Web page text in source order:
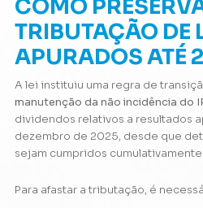
COMO
TRIBUTAÇÃO DE
APURADOS ATÉ
A lei instituiu uma regra de
manutenção da não incidência do
dividendos relativos a resultados
dezembro de 2025, desde que
sejam cumpridos cumulativamente.
Para afastar a tributação, é